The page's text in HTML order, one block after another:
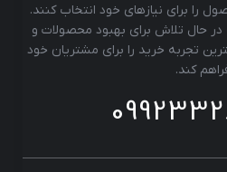
را برای نیازهای خود انتخاب کنند.
حال تلاش برای بهبود محصولات و
تجربه خرید را برای مشتریان خود
کند.